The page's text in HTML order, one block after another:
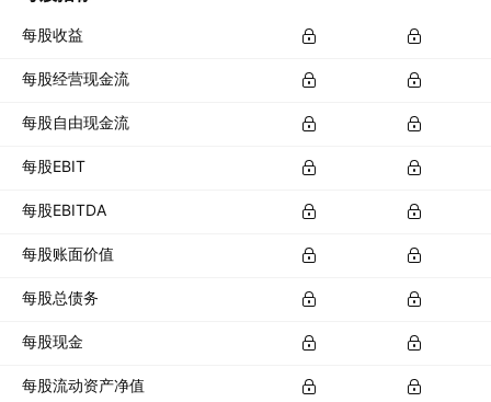
每股收益
每股经营现金流
每股自由现金流
每股EBIT
每股EBITDA
每股账面价值
每股总债务
每股现金
每股流动资产净值